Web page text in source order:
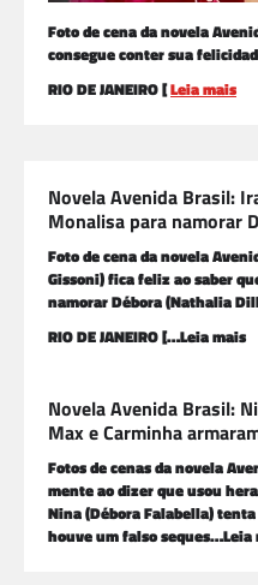
Foto de cena da novela
consegue conter sua
RIO DE JANEIRO [Leia mais
Novela Avenida Brasil:
Monalisa para namorar
Foto de cena da novela
Gissoni) fica feliz ao saber
namorar Débora (Nathalia
RIO DE JANEIRO […Leia mais
Novela Avenida Brasil:
Max e Carminha
Fotos de cenas da novela
mente ao dizer que usou
Nina (Débora Falabella)
houve um falso seques…Leia